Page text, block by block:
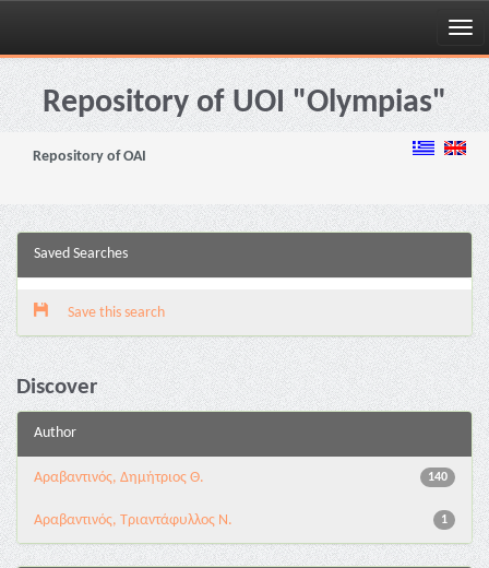
Skip
navigationRepository of UOI "Olympias"
Repository of OAI
Saved Searches
Save this search
Discover
Author
140
Αραβαντινός, Δημήτριος Θ.
1
Αραβαντινός, Τριαντάφυλλος Ν.